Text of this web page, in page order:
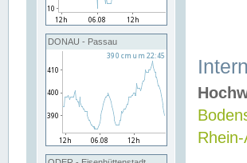
DONAU - Passau